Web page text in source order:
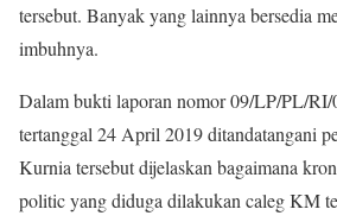
tersebut. Banyak yang lainnya bersedia
imbuhnya.
Dalam bukti laporan nomor 09/LP/PL/
tertanggal 24 April 2019 ditandatangani
Kurnia tersebut dijelaskan bagaimana
politic yang diduga dilakukan caleg KM